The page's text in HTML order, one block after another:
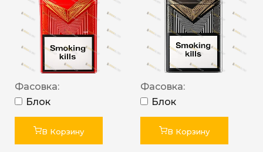
Фасовка:
Блок
В Корзину
Фасовка:
Блок
В Корзину